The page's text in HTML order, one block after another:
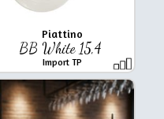
Piattino
BB White 15,4
Import TP